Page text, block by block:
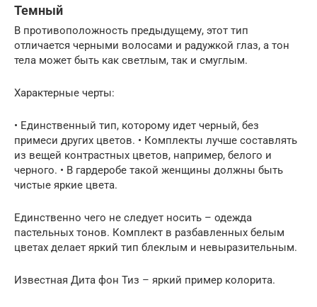
Темный
В противоположность предыдущему, этот тип
отличается черными волосами и радужкой глаз, а тон
тела может быть как светлым, так и смуглым.
Характерные черты:
• Единственный тип, которому идет черный, без
примеси других цветов. • Комплекты лучше составлять
из вещей контрастных цветов, например, белого и
черного. • В гардеробе такой женщины должны быть
чистые яркие цвета.
Единственно чего не следует носить – одежда
пастельных тонов. Комплект в разбавленных белым
цветах делает яркий тип блеклым и невыразительным.
Известная Дита фон Тиз – яркий пример колорита.